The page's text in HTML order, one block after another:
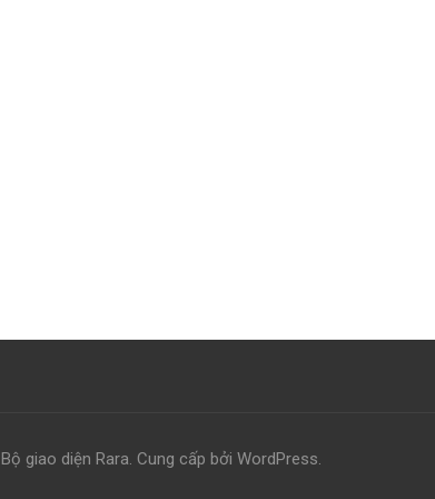
Bộ giao diện Rara. Cung cấp bởi WordPress.